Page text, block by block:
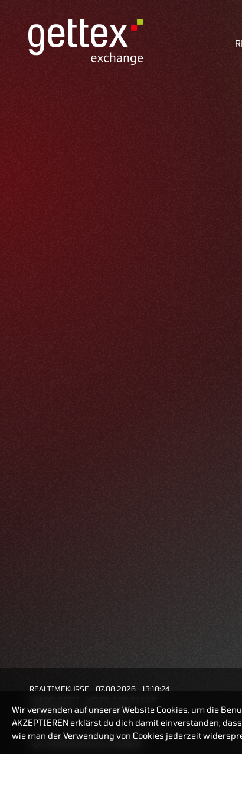
BANKEINSTELLUNGEN
REALTIMEKURSE 07.08.2026
13:18:24
ZERTIFIKATE
8:00-22 UHR
Wir verwenden auf unserer Website Cookies, um die
AKZEPTIEREN erklärst du dich damit einverstanden,
wie man der Verwendung von Cookies jederzeit